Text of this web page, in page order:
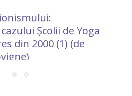
Școlii de Yoga
din 2000 (1) (de